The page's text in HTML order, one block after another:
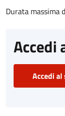
Durata massima
Accedi
Accedi